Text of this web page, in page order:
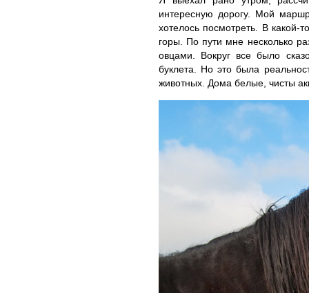
интересную дорогу. Мой
хотелось посмотреть. В
горы. По пути мне несколько
овцами. Вокруг все было
буклета. Но это была
животных. Дома белые, чисты